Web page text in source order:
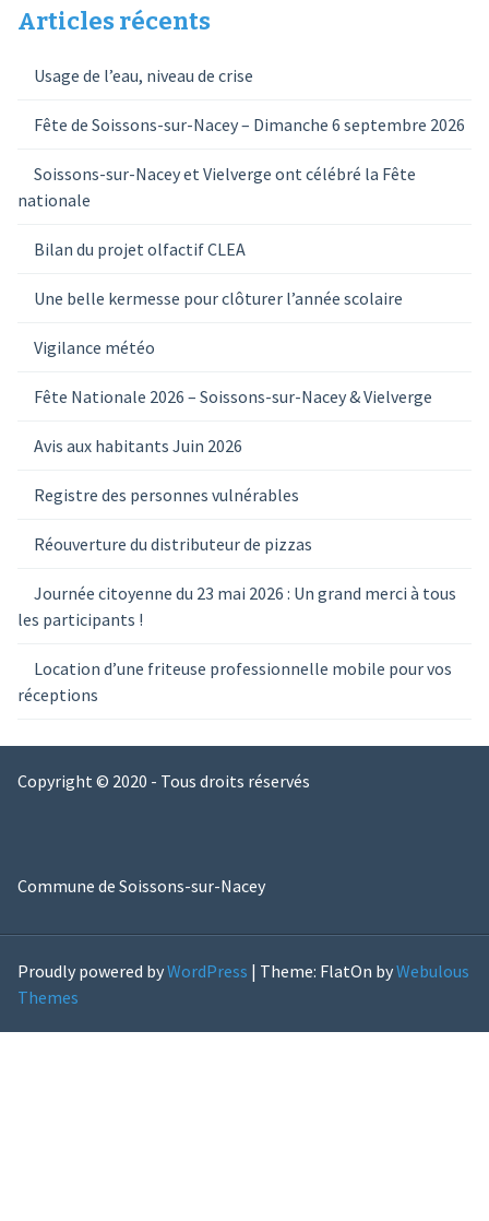
Articles récents
Usage de l’eau, niveau de crise
Fête de Soissons-sur-Nacey – Dimanche 6 septembre 2026
Soissons-sur-Nacey et Vielverge ont célébré la Fête
nationale
Bilan du projet olfactif CLEA
Une belle kermesse pour clôturer l’année scolaire
Vigilance météo
Fête Nationale 2026 – Soissons-sur-Nacey & Vielverge
Avis aux habitants Juin 2026
Registre des personnes vulnérables
Réouverture du distributeur de pizzas
Journée citoyenne du 23 mai 2026 : Un grand merci à tous
les participants !
Location d’une friteuse professionnelle mobile pour vos
réceptions
Copyright © 2020 - Tous droits réservés
Commune de Soissons-sur-Nacey
Proudly powered byWordPress | Theme: FlatOn byWebulous
Themes